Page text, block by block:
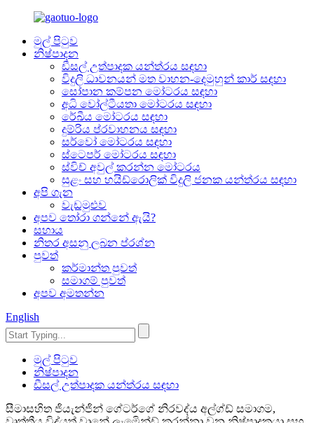
මුල් පිටුව
නිෂ්පාදන
ඩීසල් උත්පාදක යන්ත්රය සඳහා
විදුලි ධාවනයන් මත වාහන-දෙමුහුන් කාර් සඳහා
සෝපාන කම්පන මෝටරය සඳහා
අධි වෝල්ටීයතා මෝටරය සඳහා
රේඛීය මෝටරය සඳහා
දුම්රිය ප්රවාහනය සඳහා
සර්වෝ මෝටරය සඳහා
ස්ටෙපර් මෝටරය සඳහා
ස්විච් අවුල් කරන්න මෝටරය
සුළං සහ හයිඩ්රොලික් විදුලි ජනක යන්ත්රය සඳහා
අපි ගැන
වැඩමුළුව
අපව තෝරා ගන්නේ ඇයි?
සහාය
නිතර අසනු ලබන ප්රශ්න
පුවත්
කර්මාන්ත පුවත්
සමාගම් පුවත්
අපව අමතන්න
English
මුල් පිටුව
නිෂ්පාදන
ඩීසල් උත්පාදක යන්ත්රය සඳහා
සීමාසහිත ජියැන්ජින් ගේටර්ගේ නිරවද්ය අල්ග්ඩ් සමාගම,